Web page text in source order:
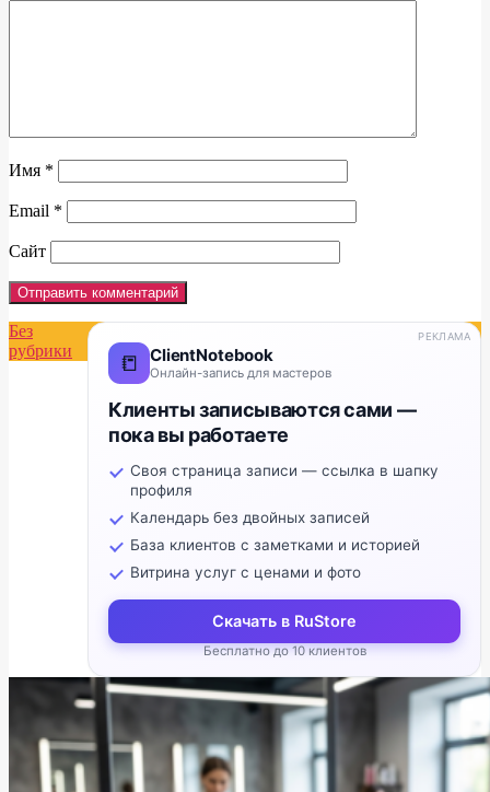
Имя *
Email *
Сайт
📒 ClientNotebook
Онлайн-запись для мастеров
Клиенты записываются сами —
пока вы работаете
Своя страница записи — ссылка в шапку
профиля
Календарь без двойных записей
База клиентов с заметками и историей
Витрина услуг с ценами и фото
Скачать в RuStore
Бесплатно до 10 клиентов
РЕКЛАМА
Без
рубрики